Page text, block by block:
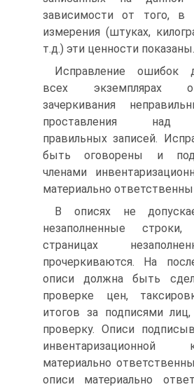
зависимости от того, в
измерения (штуках,
т.д.) эти ценности показаны.
Исправление ошибок
всех экземплярах
зачеркивания
проставления над
правильных записей.
быть оговорены и
членами
материально
В описях не
незаполненные
страницах
прочеркиваются. На
описи должна быть
проверке цен,
итогов за подписями
проверку. Описи
материально
описи материально